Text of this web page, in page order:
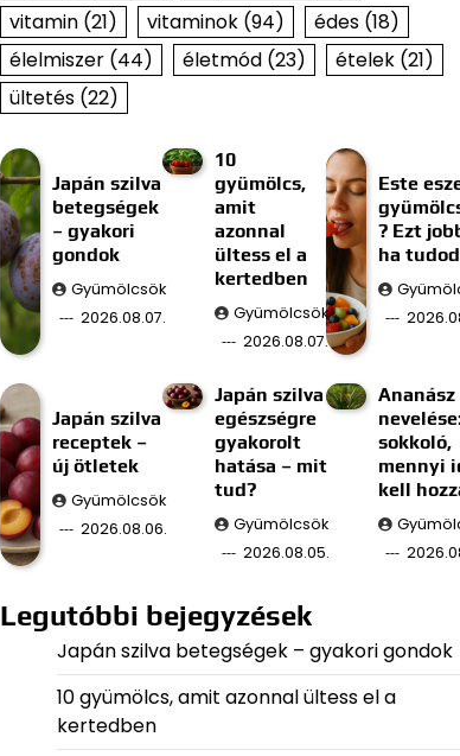
vitamin(21) vitaminok(94) édes(18)
élelmiszer(44) életmód(23) ételek(21)
ültetés(22)
Japán szilva
betegségek
– gyakori
gondok
Gyümölcsök
2026.08.07.
10
gyümölcs,
amit
azonnal
ültess el a
kertedben
Gyümölcsök
2026.08.07.
Este
? Ezt
ha tudod
Japán szilva
receptek –
új ötletek
Gyümölcsök
2026.08.06.
Japán szilva
egészségre
gyakorolt
hatása – mit
tud?
Gyümölcsök
2026.08.05.
Ananász
sokkoló,
mennyi
kell
Legutóbbi bejegyzések
Japán szilva betegségek – gyakori gondok
10 gyümölcs, amit azonnal ültess el a
kertedben